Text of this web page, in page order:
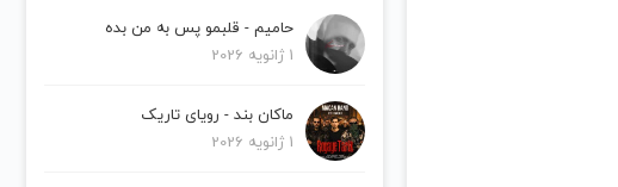
حامیم - قلبمو پس به من بده
1 ژانویه 2026
ماکان بند - رویای تاریک
1 ژانویه 2026